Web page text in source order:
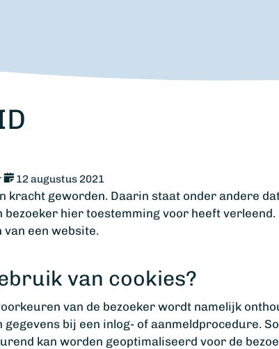
12 augustus 2021
kracht geworden. Daarin staat onder andere
hier toestemming voor heeft
een website.
van cookies?
van de bezoeker wordt namelijk
bij een inlog- of aanmeldprocedure.
kan worden geoptimaliseerd voor de